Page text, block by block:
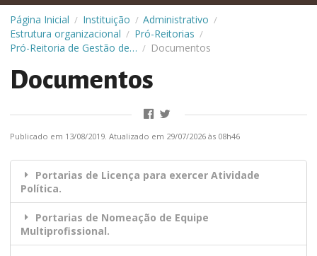
Página Inicial / Instituição / Administrativo /
Estrutura organizacional / Pró-Reitorias /
Pró-Reitoria de Gestão de Pessoas (Progep) / Documentos
Documentos
Publicado em 13/08/2019. Atualizado em 29/07/2026 às 08h46
Portarias de Licença para exercer Atividade
Política.
Portarias de Nomeação de Equipe
Multiprofissional.